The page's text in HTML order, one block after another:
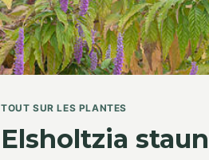
TOUT SUR LES PLANTES
Elsholtzia